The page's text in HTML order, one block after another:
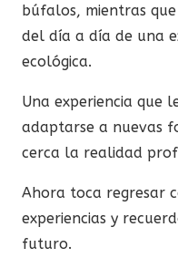
búfalos, mientras
del día a día de una
ecológica.
Una experiencia que
adaptarse a nuevas
cerca la realidad
Ahora toca regresar
experiencias y
futuro.